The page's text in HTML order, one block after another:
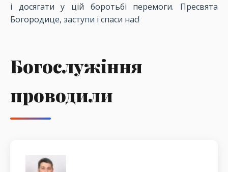
і досягати у цій боротьбі перемоги. Пресвята
Богородице, заступи і спаси нас!
Богослужіння
проводили